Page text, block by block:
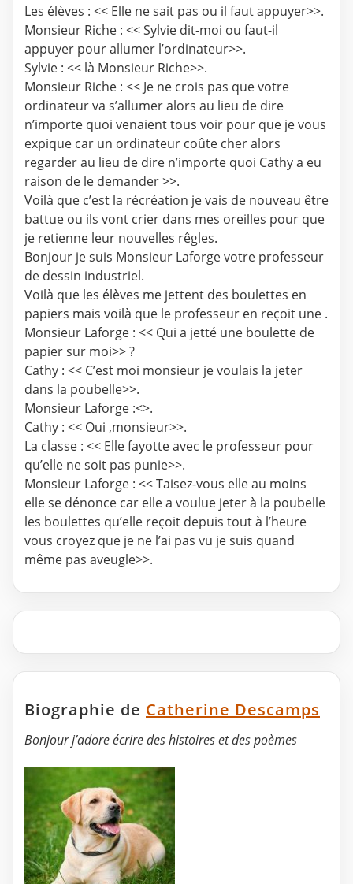
Les élèves : << Elle ne sait pas ou il faut appuyer>>.
Monsieur Riche : << Sylvie dit-moi ou faut-il
appuyer pour allumer l’ordinateur>>.
Sylvie : << là Monsieur Riche>>.
Monsieur Riche : << Je ne crois pas que votre
ordinateur va s’allumer alors au lieu de dire
n’importe quoi venaient tous voir pour que je vous
expique car un ordinateur coûte cher alors
regarder au lieu de dire n’importe quoi Cathy a eu
raison de le demander >>.
Voilà que c’est la récréation je vais de nouveau être
battue ou ils vont crier dans mes oreilles pour que
je retienne leur nouvelles rêgles.
Bonjour je suis Monsieur Laforge votre professeur
de dessin industriel.
Voilà que les élèves me jettent des boulettes en
papiers mais voilà que le professeur en reçoit une .
Monsieur Laforge : << Qui a jetté une boulette de
papier sur moi>> ?
Cathy : << C’est moi monsieur je voulais la jeter
dans la poubelle>>.
Monsieur Laforge :<>.
Cathy : << Oui ,monsieur>>.
La classe : << Elle fayotte avec le professeur pour
qu’elle ne soit pas punie>>.
Monsieur Laforge : << Taisez-vous elle au moins
elle se dénonce car elle a voulue jeter à la poubelle
les boulettes qu’elle reçoit depuis tout à l’heure
vous croyez que je ne l’ai pas vu je suis quand
même pas aveugle>>.
Biographie de Catherine Descamps
Bonjour j’adore écrire des histoires et des poèmes